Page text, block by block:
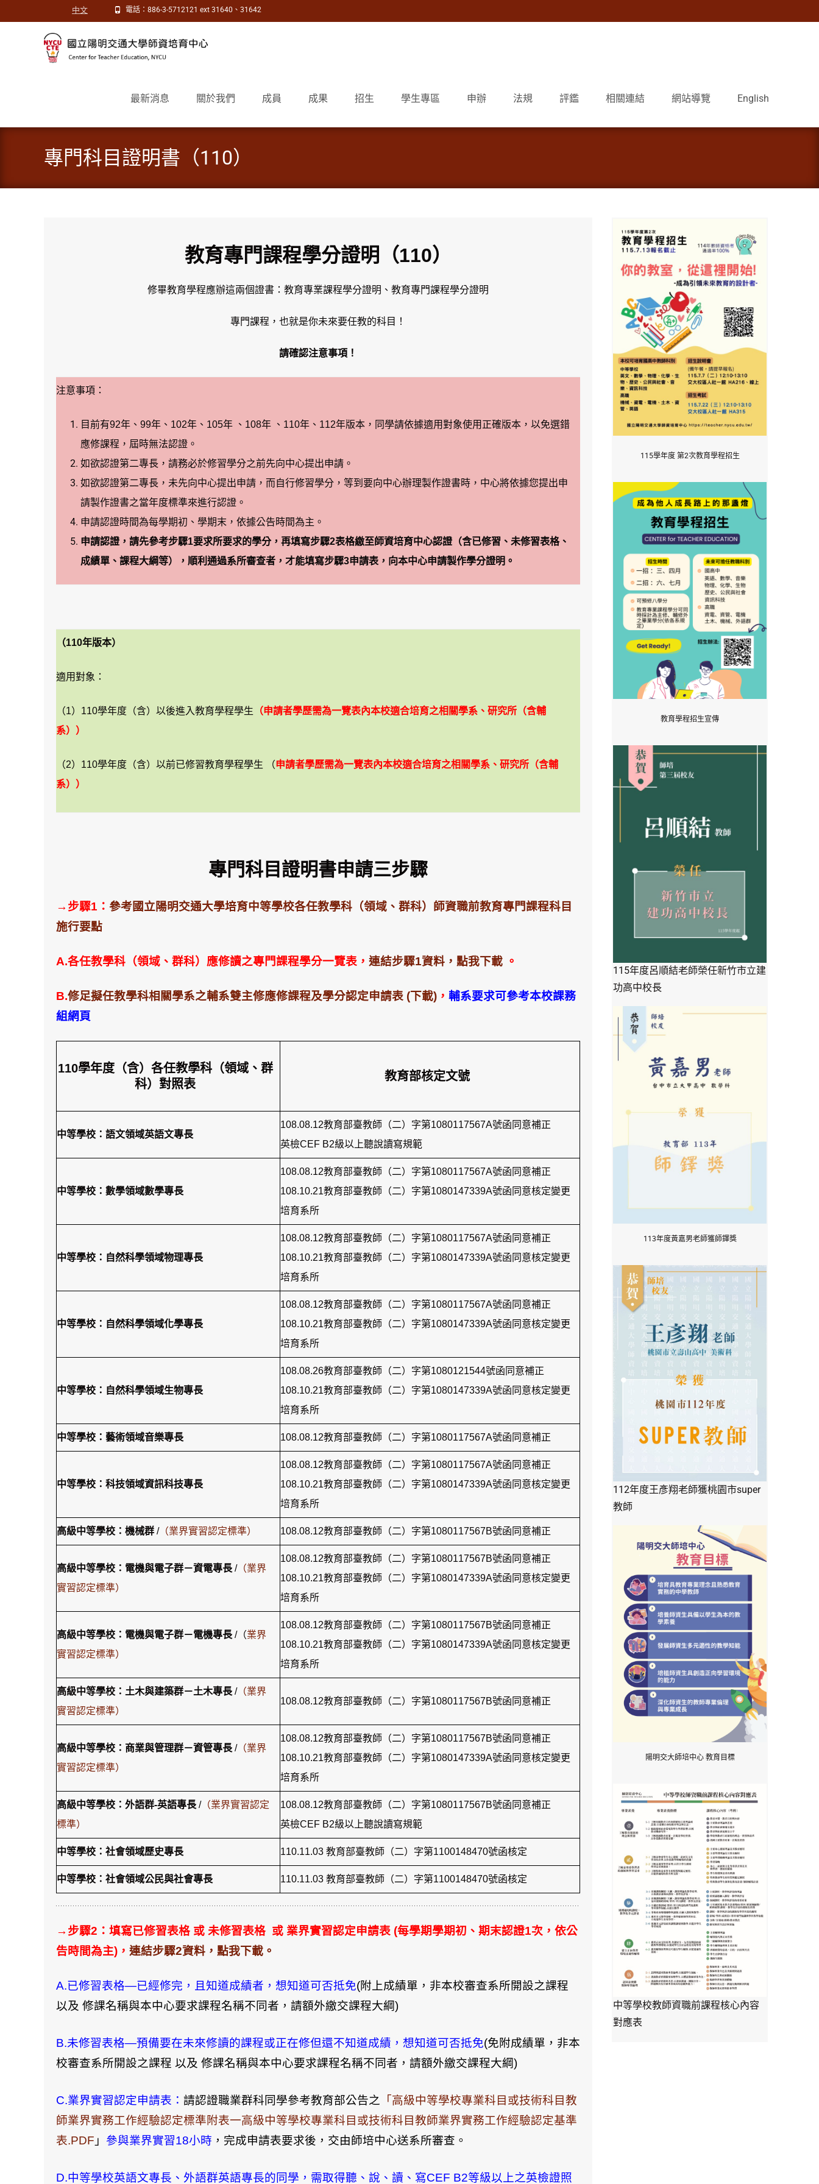
中文 電話：886-3-5712121 ext 31640、31642
最新消息 關於我們 成員 成果 招生 學生專區 申辦 法規 評鑑 相關連結 網站導覽 English
專門科目證明書（110）
教育專門課程學分證明（110）
修畢教育學程應辦這兩個證書：教育專業課程學分證明、教育專門課程學分證明
專門課程，也就是你未來要任教的科目！
請確認注意事項！
注意事項：
目前有92年、99年、102年、105年 、108年 、110年、112年版本，同學請依據適用對象使用正確版本，以免選錯
應修課程，屆時無法認證。
如欲認證第二專長，請務必於修習學分之前先向中心提出申請。
如欲認證第二專長，未先向中心提出申請，而自行修習學分，等到要向中心辦理製作證書時，中心將依據您提出申
請製作證書之當年度標準來進行認證。
申請認證時間為每學期初、學期末，依據公告時間為主。
申請認證，請先參考步驟1要求所要求的學分，再填寫步驟2表格繳至師資培育中心認證（含已修習、未修習表格、
成績單、課程大綱等），順利通過系所審查者，才能填寫步驟3申請表，向本中心申請製作學分證明。
（110年版本）
適用對象：
（1）110學年度（含）以後進入教育學程學生 （申請者學歷需為一覽表內本校適合培育之相關學系、研究所（含輔
系））
（2）110學年度（含）以前已修習教育學程學生 （申請者學歷需為一覽表內本校適合培育之相關學系、研究所（含輔
系））
專門科目證明書申請三步驟
→步驟1： 參考國立陽明交通大學培育中等學校各任教學科（領域、群科）師資職前教育專門課程科目
施行要點
A.各任教學科（領域、群科）應修讀之專門課程學分一覽表， 連結步驟1資料，點我下載 。
B.修足擬任教學科相關學系之輔系雙主修應修課程及學分認定申請表 (下載) ， 輔系要求可參考本校課務
組網頁
110學年度（含）各任教學科（領域、群
科）對照表
教育部核定文號
中等學校：語文領域英語文專長
108.08.12教育部臺教師（二）字第1080117567A號函同意補正
英檢CEF B2級以上聽說讀寫規範
中等學校：數學領域數學專長
108.08.12教育部臺教師（二）字第1080117567A號函同意補正
108.10.21教育部臺教師（二）字第1080147339A號函同意核定變更
培育系所
中等學校：自然科學領域物理專長
108.08.12教育部臺教師（二）字第1080117567A號函同意補正
108.10.21教育部臺教師（二）字第1080147339A號函同意核定變更
培育系所
中等學校：自然科學領域化學專長
108.08.12教育部臺教師（二）字第1080117567A號函同意補正
108.10.21教育部臺教師（二）字第1080147339A號函同意核定變更
培育系所
中等學校：自然科學領域生物專長
108.08.26教育部臺教師（二）字第1080121544號函同意補正
108.10.21教育部臺教師（二）字第1080147339A號函同意核定變更
培育系所
中等學校：藝術領域音樂專長 108.08.12教育部臺教師（二）字第1080117567A號函同意補正
中等學校：科技領域資訊科技專長
108.08.12教育部臺教師（二）字第1080117567A號函同意補正
108.10.21教育部臺教師（二）字第1080147339A號函同意核定變更
培育系所
高級中等學校：機械群 /（業界實習認定標準） 108.08.12教育部臺教師（二）字第1080117567B號函同意補正
高級中等學校：電機與電子群－資電專長 /（業界
實習認定標準）
108.08.12教育部臺教師（二）字第1080117567B號函同意補正
108.10.21教育部臺教師（二）字第1080147339A號函同意核定變更
培育系所
高級中等學校：電機與電子群－電機專長 /（業界
實習認定標準）
108.08.12教育部臺教師（二）字第1080117567B號函同意補正
108.10.21教育部臺教師（二）字第1080147339A號函同意核定變更
培育系所
高級中等學校：土木與建築群－土木專長 /（業界
實習認定標準）
108.08.12教育部臺教師（二）字第1080117567B號函同意補正
高級中等學校：商業與管理群－資管專長 /（業界
實習認定標準）
108.08.12教育部臺教師（二）字第1080117567B號函同意補正
108.10.21教育部臺教師（二）字第1080147339A號函同意核定變更
培育系所
高級中等學校：外語群-英語專長 /（業界實習認定
標準）
108.08.12教育部臺教師（二）字第1080117567B號函同意補正
英檢CEF B2級以上聽說讀寫規範
中等學校：社會領域歷史專長 110.11.03 教育部臺教師（二）字第1100148470號函核定
中等學校：社會領域公民與社會專長 110.11.03 教育部臺教師（二）字第1100148470號函核定
→步驟2：填寫已修習表格 或 未修習表格 或 業界實習認定申請表 (每學期學期初、期末認證1次，依公
告時間為主)， 連結步驟2資料，點我下載。
A.已修習表格—已經修完，且知道成績者，想知道可否抵免(附上成績單，非本校審查系所開設之課程
以及 修課名稱與本中心要求課程名稱不同者，請額外繳交課程大綱)
B.未修習表格—預備要在未來修讀的課程或正在修但還不知道成績，想知道可否抵免(免附成績單，非本
校審查系所開設之課程 以及 修課名稱與本中心要求課程名稱不同者，請額外繳交課程大綱)
C.業界實習認定申請表： 請認證職業群科同學參考教育部公告之
「高級中等學校專業科目或技術科目教
師業界實務工作經驗認定標準附表一高級中等學校專業科目或技術科目教師業界實務工作經驗認定基準
表.PDF 」 參與業界實習18小時 ，完成申請表要求後，交由師培中心送系所審查。
D.中等學校英語文專長、外語群英語專長的同學，需取得聽、說、讀、寫CEF B2等級以上之英檢證照
115學年度 第2次教育學程招生
教育學程招生宣傳
115年度呂順結老師榮任新竹市立建
功高中校長
113年度黃嘉男老師獲師鐸獎
112年度王彥翔老師獲桃園市super
教師
陽明交大師培中心 教育目標
中等學校教師資職前課程核心內容
對應表